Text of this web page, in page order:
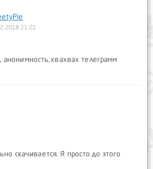
21:21
телеграмм
скачивается. Я просто до этого